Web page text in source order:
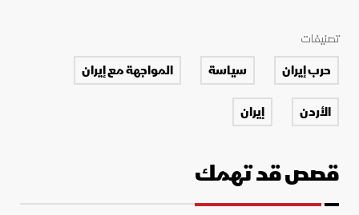
تصنيفات
حرب إيران سياسة
المواجهة مع إيران
الأردن
إيران
قصص قد تهمك